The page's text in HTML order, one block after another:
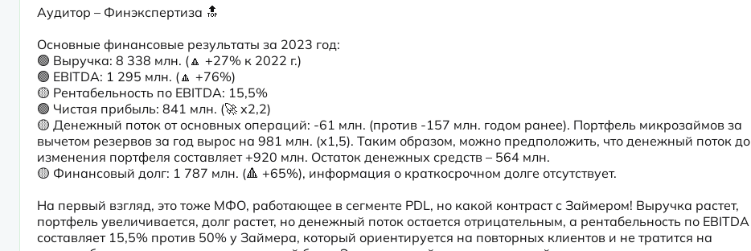
Аудитор – Финэкспертиза 🔝
Основные финансовые результаты за 2023 год:
🟢 Выручка: 8 338 млн. (🔼 +27% к 2022 г.)
🟢 EBITDA: 1 295 млн. (🔼 +76%)
🟡 Рентабельность по EBITDA: 15,5%
🟢 Чистая прибыль: 841 млн. (🚀 х2,2)
🟡 Денежный поток от основных операций: -61 млн. (против -157 млн. годом ранее). Портфель микрозаймов за
вычетом резервов за год вырос на 981 млн. (х1,5). Таким образом, можно предположить, что денежный поток до
изменения портфеля составляет +920 млн. Остаток денежных средств – 564 млн.
🟡 Финансовый долг: 1 787 млн. (🔺 +65%), информация о краткосрочном долге отсутствует.
На первый взгляд, это тоже МФО, работающее в сегменте PDL, но какой контраст с Займером! Выручка растет,
портфель увеличивается, долг растет, но денежный поток остается отрицательным, а рентабельность по EBITDA
составляет 15,5% против 50% у Займера, который ориентируется на повторных клиентов и не тратится на